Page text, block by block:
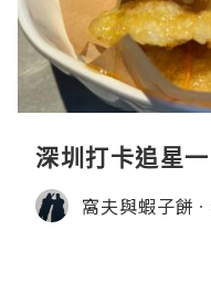
深圳打卡追星
窩夫與蝦子餅